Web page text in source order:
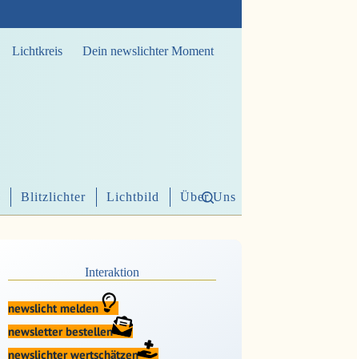
Lichtkreis Dein newslichter Moment
Blitzlichter Lichtbild Über Uns
Interaktion
newslicht melden
newsletter bestellen
newslichter wertschätzen